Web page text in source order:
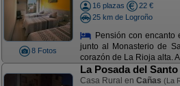
8 Fotos
16 plazas
22 €
25 km de Logroño
Pensión con encanto
junto al Monasterio de
corazón de La Rioja alta.
La Posada del Santo
Casa Rural en Cañas (La